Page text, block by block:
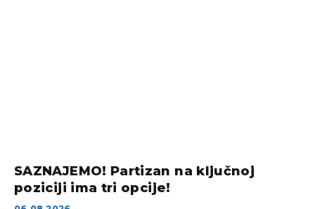
SAZNAJEMO! Partizan na ključnoj
poziciji ima tri opcije!